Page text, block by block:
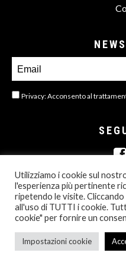
Privacy: Acconsento al
© 2013- 2026 ALL
BORN IN
Utilizziamo i cookie sul
l'esperienza più pertinente
ripetendo le visite.
all'uso di TUTTI i cookie.
cookie" per fornire un
Impostazioni cookie